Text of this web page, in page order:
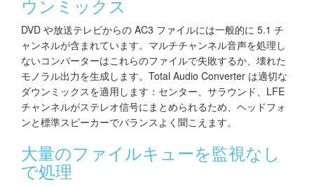
ウンミックス
DVD や放送テレビからの AC3 ファイルには一般的に 5.1 チ
ャンネルが含まれています。マルチチャンネル音声を処理し
ないコンバーターはこれらのファイルで失敗するか、壊れた
モノラル出力を生成します。Total Audio Converter は適切な
ダウンミックスを適用します：センター、サラウンド、LFE
チャンネルがステレオ信号にまとめられるため、ヘッドフォ
ンと標準スピーカーでバランスよく聞こえます。
大量のファイルキューを監視なし
で処理